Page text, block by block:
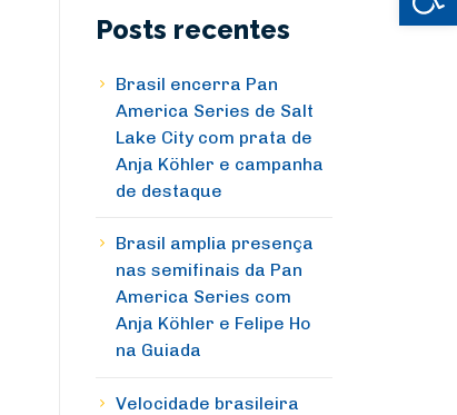
Posts recentes
Brasil encerra Pan
America Series de Salt
Lake City com prata de
Anja Köhler e campanha
de destaque
Brasil amplia presença
nas semifinais da Pan
America Series com
Anja Köhler e Felipe Ho
na Guiada
Velocidade brasileira